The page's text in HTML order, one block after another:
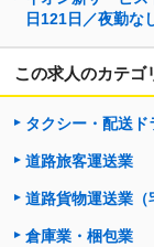
日121日／夜勤な
この求人のカテゴ
タクシー・配送
道路旅客運送業
道路貨物運送業（
倉庫業・梱包業